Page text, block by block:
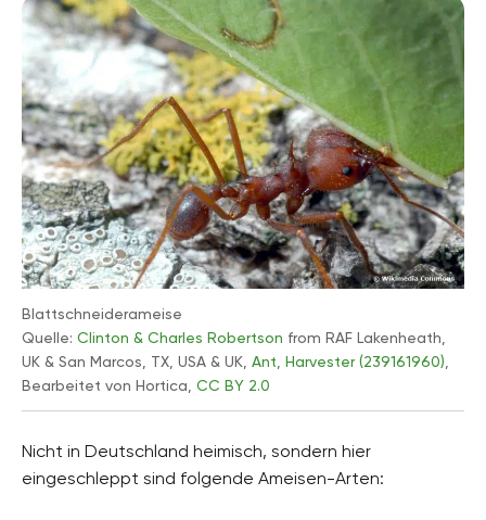
Blattschneiderameise
Quelle: Clinton & Charles Robertson from RAF Lakenheath,
UK & San Marcos, TX, USA & UK, Ant, Harvester (239161960),
Bearbeitet von Hortica, CC BY 2.0
Nicht in Deutschland heimisch, sondern hier
eingeschleppt sind folgende Ameisen-Arten: